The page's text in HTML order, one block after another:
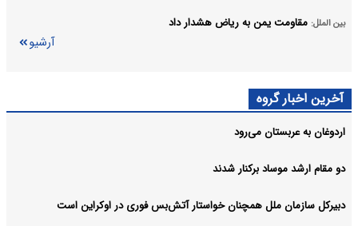
بین الملل: مقاومت یمن به ریاض هشدار داد
آرشیو
آخرین اخبار گروه
اردوغان به عربستان می‌رود
دو مقام ارشد موساد برکنار شدند
دبیرکل سازمان ملل همچنان خواستار آتش‌بس فوری در اوکراین است